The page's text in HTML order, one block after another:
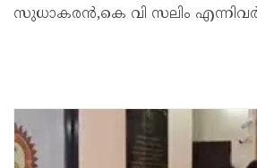
സുധാകരൻ,കെ വി സലിം